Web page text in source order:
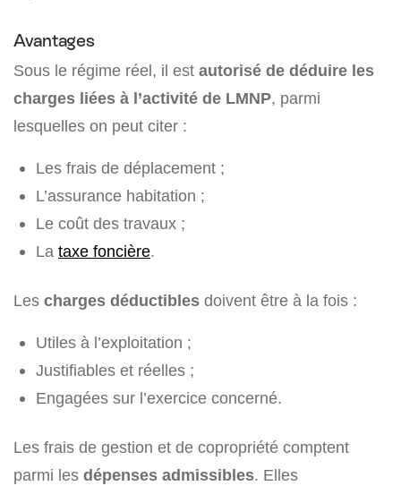
Avantages
Sous le régime réel, il est autorisé de déduire les
charges liées à l’activité de LMNP, parmi
lesquelles on peut citer :
Les frais de déplacement ;
L’assurance habitation ;
Le coût des travaux ;
La taxe foncière.
Les charges déductibles doivent être à la fois :
Utiles à l’exploitation ;
Justifiables et réelles ;
Engagées sur l’exercice concerné.
Les frais de gestion et de copropriété comptent
parmi les dépenses admissibles. Elles